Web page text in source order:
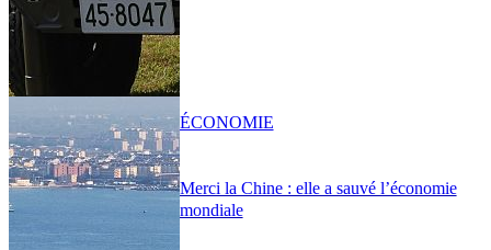
Merci la Chine : elle a sauvé l’économie
mondiale
ÉCONOMIE